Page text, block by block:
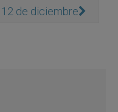
de diciembre